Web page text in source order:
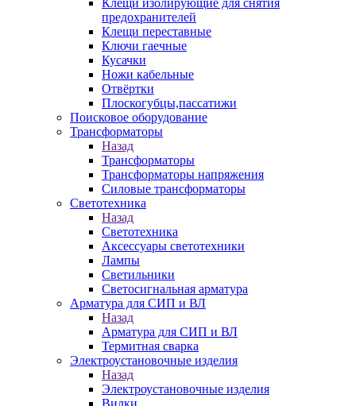
Клещи изолирующие для снятия
предохранителей
Клещи переставные
Ключи гаечные
Кусачки
Ножи кабельные
Отвёртки
Плоскогубцы,пассатижи
Поисковое оборудование
Трансформаторы
Назад
Трансформаторы
Трансформаторы напряжения
Силовые трансформаторы
Светотехника
Назад
Светотехника
Аксессуары светотехники
Лампы
Светильники
Светосигнальная арматура
Арматура для СИП и ВЛ
Назад
Арматура для СИП и ВЛ
Термитная сварка
Электроустановочные изделия
Назад
Электроустановочные изделия
Вилки